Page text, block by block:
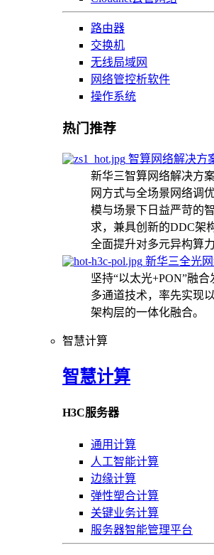
路由器
交换机
无线局域网
网络管控析软件
操作系统
热门推荐
智算网络解决方
新华三智算网络解决方
网方式与全场景网络调
模与场景下日益严苛的
求，兼具创新的DDC架
全面提升对多元异构算
新华三全光
坚持“以太光+PON”融
多通道技术，率先实现
架构层的一体化融合。
智慧计算
智慧计算
H3C服务器
通用计算
人工智能计算
边缘计算
弹性塑合计算
关键业务计算
服务器智能管理平台